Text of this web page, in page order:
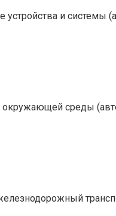
устройства и системы
окружающей среды